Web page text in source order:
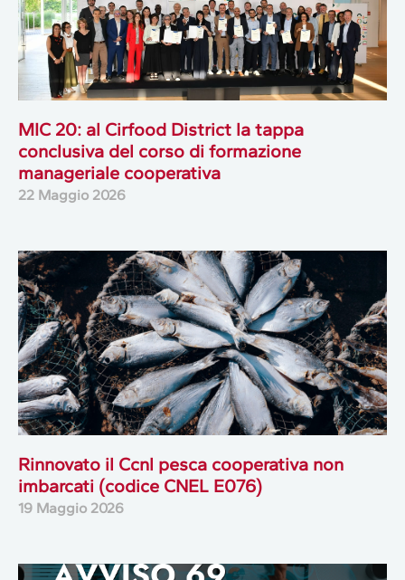
MIC 20: al Cirfood District la tappa
conclusiva del corso di formazione
manageriale cooperativa
22 Maggio 2026
Rinnovato il Ccnl pesca cooperativa non
imbarcati (codice CNEL E076)
19 Maggio 2026